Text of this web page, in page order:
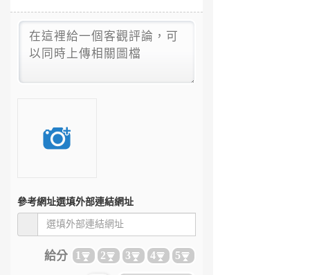
參考網址選填外部連結網址
給分 1 2 3 4 5